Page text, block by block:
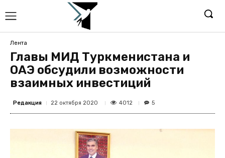
Лента
Главы МИД Туркменистана и
ОАЭ обсудили возможности
взаимных инвестиций
Редакция 22 октября 2020 4012 5